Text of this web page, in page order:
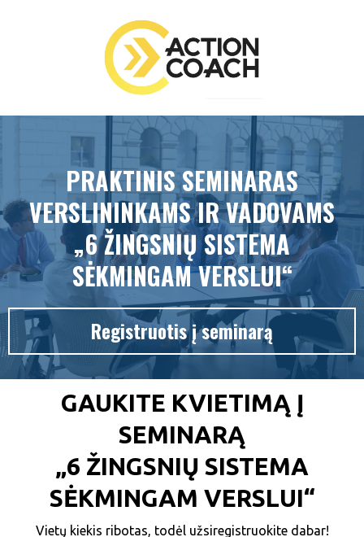
PRAKTINIS SEMINARAS
VERSLININKAMS IR VADOVAMS
„6 ŽINGSNIŲ SISTEMA
SĖKMINGAM VERSLUI“
Registruotis į seminarą
GAUKITE KVIETIMĄ Į
SEMINARĄ
„6 ŽINGSNIŲ SISTEMA
SĖKMINGAM VERSLUI“
Vietų kiekis ribotas, todėl užsiregistruokite dabar!